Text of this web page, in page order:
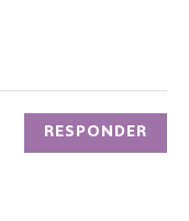
RESPONDER